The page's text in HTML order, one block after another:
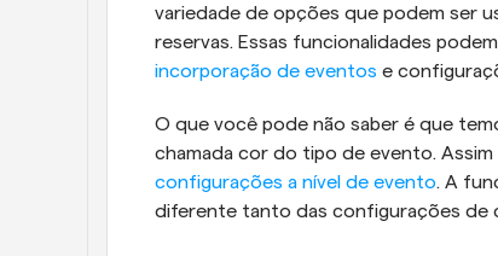
variedade de opções que podem ser
incorporação de eventos e
O que você pode não saber é que
configurações a nível de evento. A
diferente tanto das configurações de